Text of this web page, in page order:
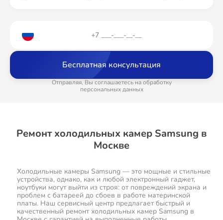
Бесплатная консультация
Отправляя, Вы соглашаетесь на обработку
персональных данных
Ремонт холодильных камер Samsung в
Москве
Холодильные камеры Samsung — это мощные и стильные
устройства, однако, как и любой электронный гаджет,
ноутбуки могут выйти из строя: от повреждений экрана и
проблем с батареей до сбоев в работе материнской
платы. Наш сервисный центр предлагает быстрый и
качественный ремонт холодильных камер Samsung в